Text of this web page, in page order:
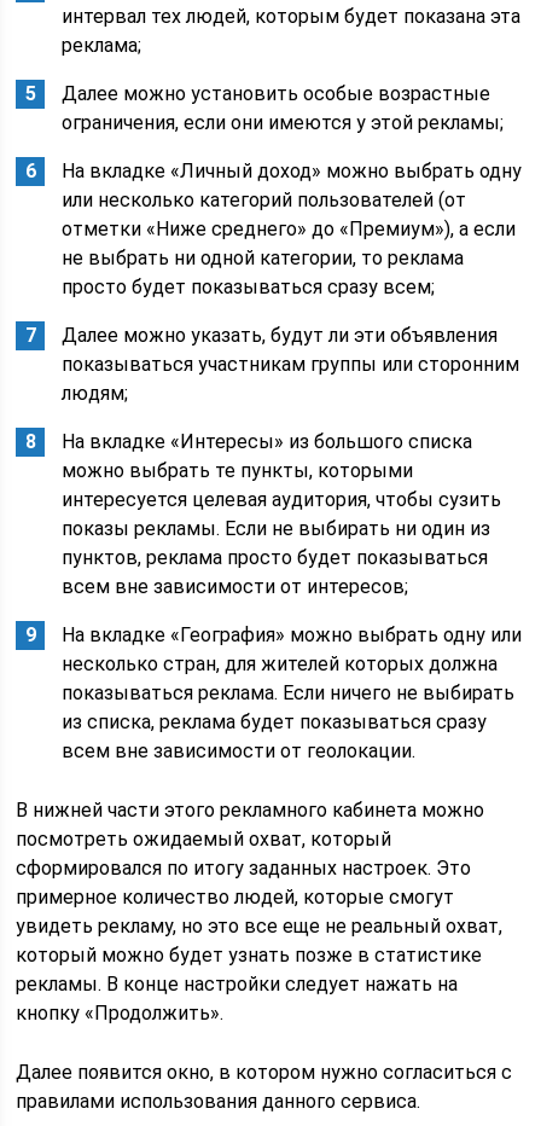
интервал тех людей, которым будет показана эта
реклама;
Далее можно установить особые возрастные
ограничения, если они имеются у этой рекламы;
На вкладке «Личный доход» можно выбрать одну
или несколько категорий пользователей (от
отметки «Ниже среднего» до «Премиум»), а если
не выбрать ни одной категории, то реклама
просто будет показываться сразу всем;
Далее можно указать, будут ли эти объявления
показываться участникам группы или сторонним
людям;
На вкладке «Интересы» из большого списка
можно выбрать те пункты, которыми
интересуется целевая аудитория, чтобы сузить
показы рекламы. Если не выбирать ни один из
пунктов, реклама просто будет показываться
всем вне зависимости от интересов;
На вкладке «География» можно выбрать одну или
несколько стран, для жителей которых должна
показываться реклама. Если ничего не выбирать
из списка, реклама будет показываться сразу
всем вне зависимости от геолокации.
В нижней части этого рекламного кабинета можно
посмотреть ожидаемый охват, который
сформировался по итогу заданных настроек. Это
примерное количество людей, которые смогут
увидеть рекламу, но это все еще не реальный охват,
который можно будет узнать позже в статистике
рекламы. В конце настройки следует нажать на
кнопку «Продолжить».
Далее появится окно, в котором нужно согласиться с
правилами использования данного сервиса.